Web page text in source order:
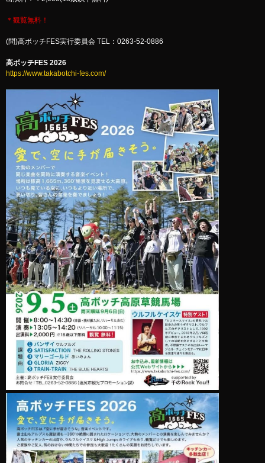
＊観覧無料！
(問)高ボッチFES実行委員会 TEL：0263-52-0886
高ボッチFES 2026
https://www.takabotchi-fes.com/